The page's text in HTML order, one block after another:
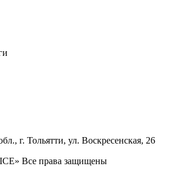
г. Тольятти, ул. Воскресенская, 26
Все права защищены